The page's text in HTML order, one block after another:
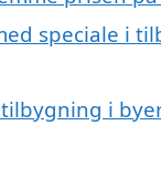
speciale i
i